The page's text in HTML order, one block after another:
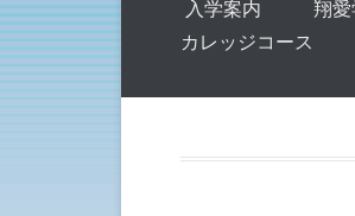
入学案内 翔愛
カレッジコース